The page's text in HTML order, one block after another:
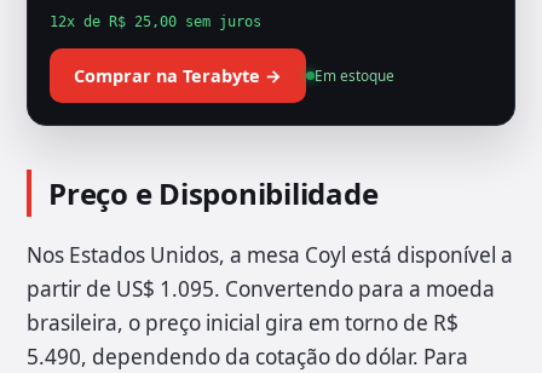
12x de R$ 25,00 sem juros
Comprar na Terabyte → Em estoque
Preço e Disponibilidade
Nos Estados Unidos, a mesa Coyl está disponível a
partir de US$ 1.095. Convertendo para a moeda
brasileira, o preço inicial gira em torno de R$
5.490, dependendo da cotação do dólar. Para